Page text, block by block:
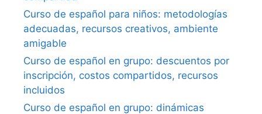
Curso de español para niños: metodologías
adecuadas, recursos creativos, ambiente
amigable
Curso de español en grupo: descuentos por
inscripción, costos compartidos, recursos
incluidos
Curso de español en grupo: dinámicas